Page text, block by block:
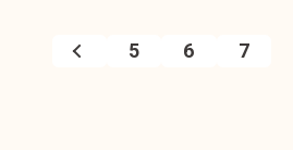
5 6 7